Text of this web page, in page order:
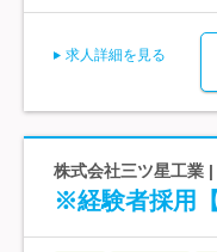
求人詳細を見る
株式会社三ツ星工業
※経験者採用